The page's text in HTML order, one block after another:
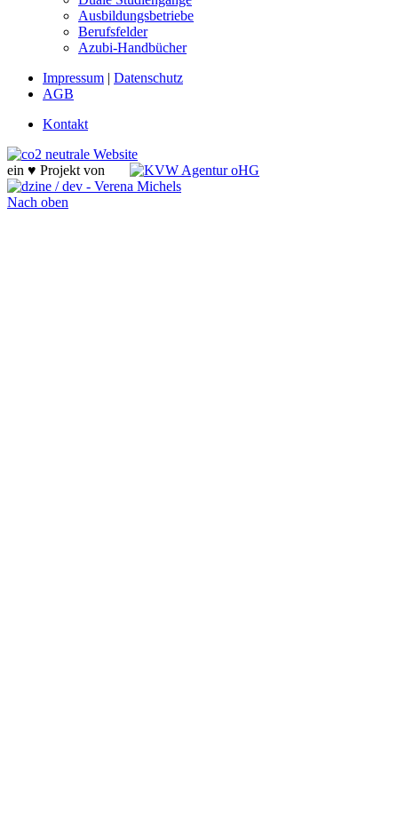
Ausbildungsbetriebe
Berufsfelder
Azubi-Handbücher
Impressum | Datenschutz
AGB
Kontakt
ein ♥ Projekt von
Nach oben